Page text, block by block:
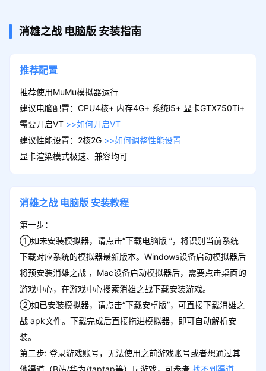
消雄之战 电脑版 安装指南
推荐配置
推荐使用MuMu模拟器运行
建议电脑配置：CPU4核+ 内存4G+ 系统i5+ 显卡GTX750Ti+
需要开启VT >>如何开启VT
建议性能设置：2核2G >>如何调整性能设置
显卡渲染模式极速、兼容均可
消雄之战 电脑版 安装教程
第一步：
①如未安装模拟器，请点击“下载电脑版 ”，将识别当前系统
下载对应系统的模拟器最新版本。Windows设备启动模拟器后
将预安装消雄之战 ，Mac设备启动模拟器后，需要点击桌面的
游戏中心，在游戏中心搜索消雄之战下载安装游戏。
②如已安装模拟器，请点击“下载安卓版”，可直接下载消雄之
战 apk文件。下载完成后直接拖进模拟器，即可自动解析安
装。
第二步: 登录游戏账号，无法使用之前游戏账号或者想通过其
他渠道（B站/华为/taptap等）玩游戏，可参考 找不到渠道